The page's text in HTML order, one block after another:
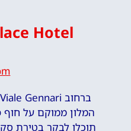
Hotel
תוכלו לבקר בטירת